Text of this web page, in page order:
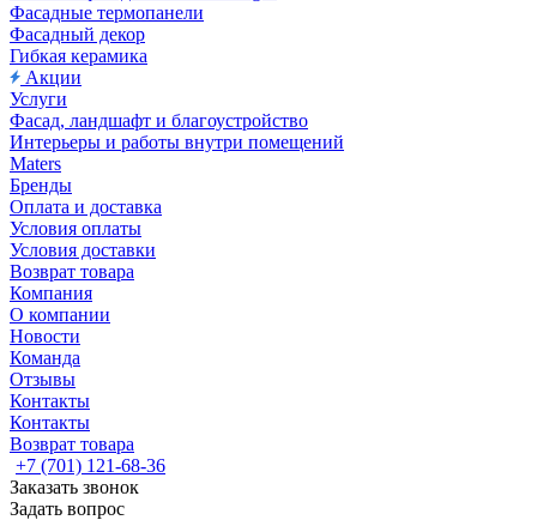
Фасадные термопанели
Фасадный декор
Гибкая керамика
Акции
Услуги
Фасад, ландшафт и благоустройство
Интерьеры и работы внутри помещений
Maters
Бренды
Оплата и доставка
Условия оплаты
Условия доставки
Возврат товара
Компания
О компании
Новости
Команда
Отзывы
Контакты
Контакты
Возврат товара
+7 (701) 121-68-36
Заказать звонок
Задать вопрос